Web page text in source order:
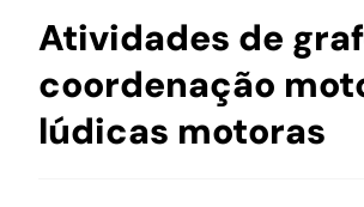
Atividades de
coordenação
lúdicas motoras